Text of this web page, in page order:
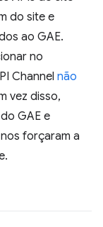
do site e
ao GAE.
no
Channel não
vez disso,
GAE e
forçaram a